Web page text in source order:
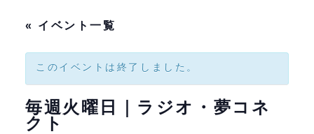
« イベント一覧
このイベントは終了しました。
毎週火曜日｜ラジオ・夢コネ
クト